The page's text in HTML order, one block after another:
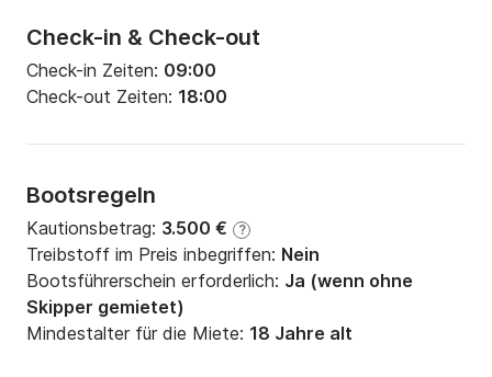
Check-in & Check-out
Check-in Zeiten: 09:00
Check-out Zeiten: 18:00
Bootsregeln
Kautionsbetrag: 3.500 € ?
Treibstoff im Preis inbegriffen: Nein
Bootsführerschein erforderlich: Ja (wenn ohne
Skipper gemietet)
Mindestalter für die Miete: 18 Jahre alt